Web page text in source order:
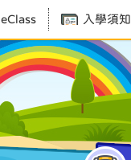
eClass 入學須知